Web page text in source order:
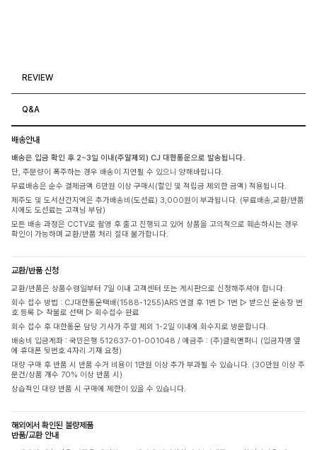
REVIEW
Q&A
배송안내
배송은 입금 확인 후 2~3일 이내(주말제외) CJ 대한통운으로 발송됩니다.
단, 주문량이 폭주하는 경우 배송이 지연될 수 있으니 양해바랍니다.
무료배송은 순수 결제금액 6만원 이상 구매시(할인 및 적립금 제외한 금액) 적용됩니다.
제주도 및 도서산간지역은 추가배송비(도선료) 3,000원이 부과됩니다. (무료배송,교환/반품
시에도 도선료는 고객님 부담)
모든 배송 과정은 CCTV로 촬영 후 출고 진행되고 있어 상품을 고의적으로 훼손하시는 경우
확인이 가능하며 교환/반품 처리 절대 불가합니다.
교환/반품 신청
교환/반품은 상품수령일부터 7일 이내 고객센터 또는 게시판으로 신청해주셔야 합니다.
회수 접수 방법 : CJ대한통운택배(1588-1255)ARS 연결 후 1번 ▷ 1번 ▷ 받으신 운송장 번
호 등록 ▷ 착불로 선택 ▷ 회수접수 완료
회수 접수 후 대한통운 담당 기사가 주말 제외 1-2일 이내에 회수지로 방문합니다.
배송비 입금계좌 : 국민은행 512637-01-001048 / 예금주 : (주)클릭앤퍼니 (입금자명 옆
에 휴대폰 뒷번호 4자리 기재 요청)
대량 구매 후 반품 시 반품 수거 비용이 1만원 이상 추가 부과될 수 있습니다. (30만원 이상 주
문건/상품 개수 70% 이상 반품 시)
상습적인 대량 반품 시 구매에 제한이 있을 수 있습니다.
해외에서 확인된 불량제품
반품/교환 안내